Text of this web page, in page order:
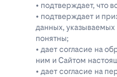
• подтверждает, что
• подтверждает и
данных,
понятны;
• дает согласие на
ним и Сайтом
• дает согласие на